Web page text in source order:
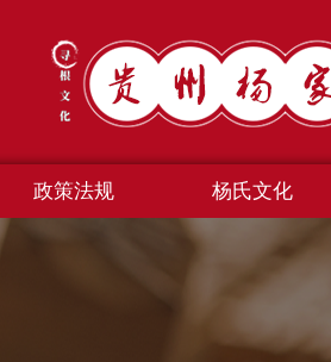
政策法规 杨氏文化